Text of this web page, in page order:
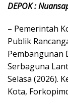
DEPOK :
– Pemerintah
Publik
Pembangunan
Serbaguna
Selasa (2026).
Kota,